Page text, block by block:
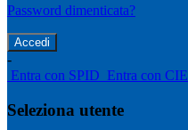
Password dimenticata?
-
Entra con SPID Entra con CIE
Seleziona utente